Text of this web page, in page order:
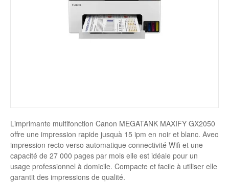
Limprimante multifonction Canon MEGATANK MAXIFY GX2050
offre une impression rapide jusquà 15 ipm en noir et blanc. Avec
impression recto verso automatique connectivité Wifi et une
capacité de 27 000 pages par mois elle est idéale pour un
usage professionnel à domicile. Compacte et facile à utiliser elle
garantit des impressions de qualité.